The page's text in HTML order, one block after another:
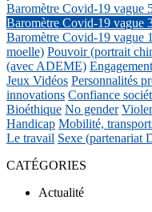
Baromètre Covid-19 vague
Baromètre Covid-19 vague
Baromètre Covid-19 vague 1
moelle) Pouvoir (portrait
(avec ADEME)
Jeux Vidéos Personnalités
innovations Confiance
Bioéthique No gender
Handicap Mobilité,
Le travail Sexe (partenariat
CATÉGORIES
Actualité